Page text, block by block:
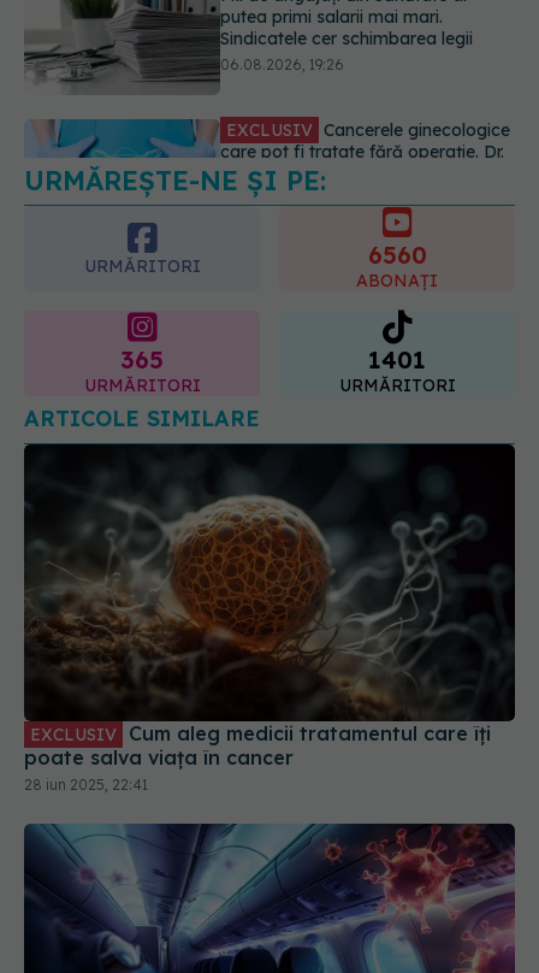
Sorin Bogdan (SANADOR): Chirurgia
este indicată doar punctual, pentru
anumite categorii de paciente
EXCLUSIV Brahiterapie vs
radioterapie externă în cancerul
ginecologic. Dr. Sorin Bogdan
(SANADOR) explică diferența și
cum acționează tratamentul
URMĂREȘTE-NE ȘI PE:
URMĂRITORI
ABONAȚI
URMĂRITORI
1401
URMĂRITORI
ARTICOLE SIMILARE
EXCLUSIV
poate salva viața în cancer
28 iun 2025, 22:41